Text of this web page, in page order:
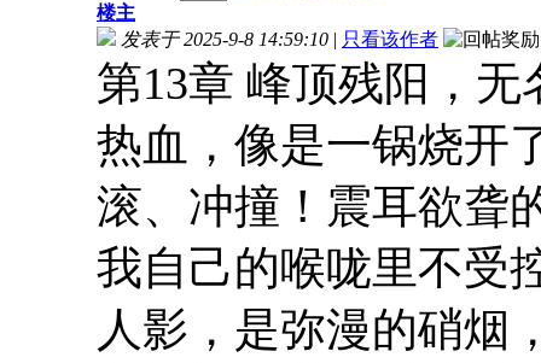
楼主
发表于 2025-9-8 14:59:10 | 只看该作者
第13章 峰顶残阳，无
热血，像是一锅烧开
滚、冲撞！震耳欲聋
我自己的喉咙里不受
人影，是弥漫的硝烟